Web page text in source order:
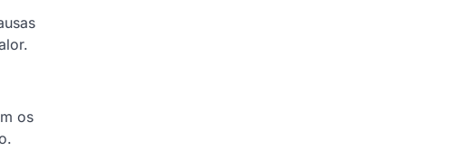
os